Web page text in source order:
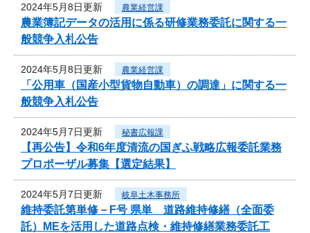
2024年5月8日更新 農業経営課
農業簿記データの活用に係る研修業務委託に関する一
般競争入札公告
2024年5月8日更新 農業経営課
「公用車（国産小型貨物自動車）の調達」に関する一
般競争入札公告
2024年5月7日更新 秘書広報課
【再公告】令和6年度清流の国ぎふ戦略広報委託業務
プロポーザル募集【選定結果】
2024年5月7日更新 岐阜土木事務所
維持委託第単修－F号 県単 道路維持修繕（全面委
託）MEを活用した道路点検・維持修繕業務委託工